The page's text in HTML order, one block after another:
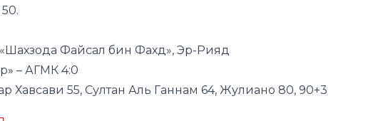
– АГМК 4:0
Хавсави 55, Султан Аль Ганнам 64, Жулиано 80, 90+3